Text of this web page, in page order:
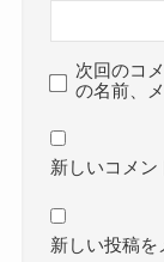
次回のコ
の名前、
新しいコメン
新しい投稿を